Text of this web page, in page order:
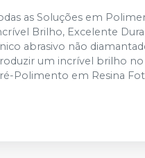
as Soluções em
Brilho, Excelente
abrasivo não
um incrível brilho no
Polimento em Resina